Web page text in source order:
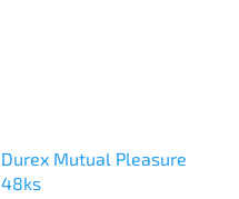
Durex Mutual Pleasure
48ks